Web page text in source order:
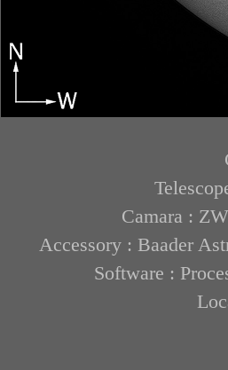
Camara :
Accessory : Baader
Software :